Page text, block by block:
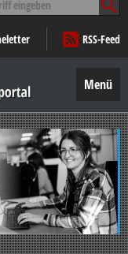
RSS-Feed
Menü